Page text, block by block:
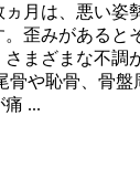
月は、悪い姿
歪みがあると
まざまな不調
骨や恥骨、骨盤
...